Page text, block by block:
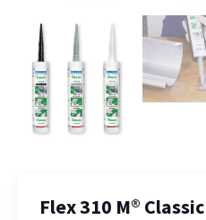
Flex 310 M® Classic